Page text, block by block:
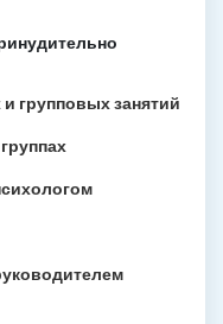
групповых занятий